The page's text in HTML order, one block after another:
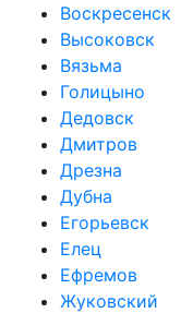
Воскресенск
Высоковск
Вязьма
Голицыно
Дедовск
Дмитров
Дрезна
Дубна
Егорьевск
Елец
Ефремов
Жуковский